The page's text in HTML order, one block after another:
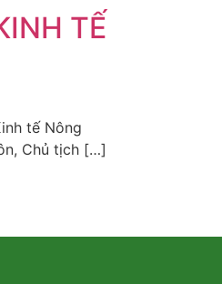
TẾ
tế Nông
Chủ tịch […]